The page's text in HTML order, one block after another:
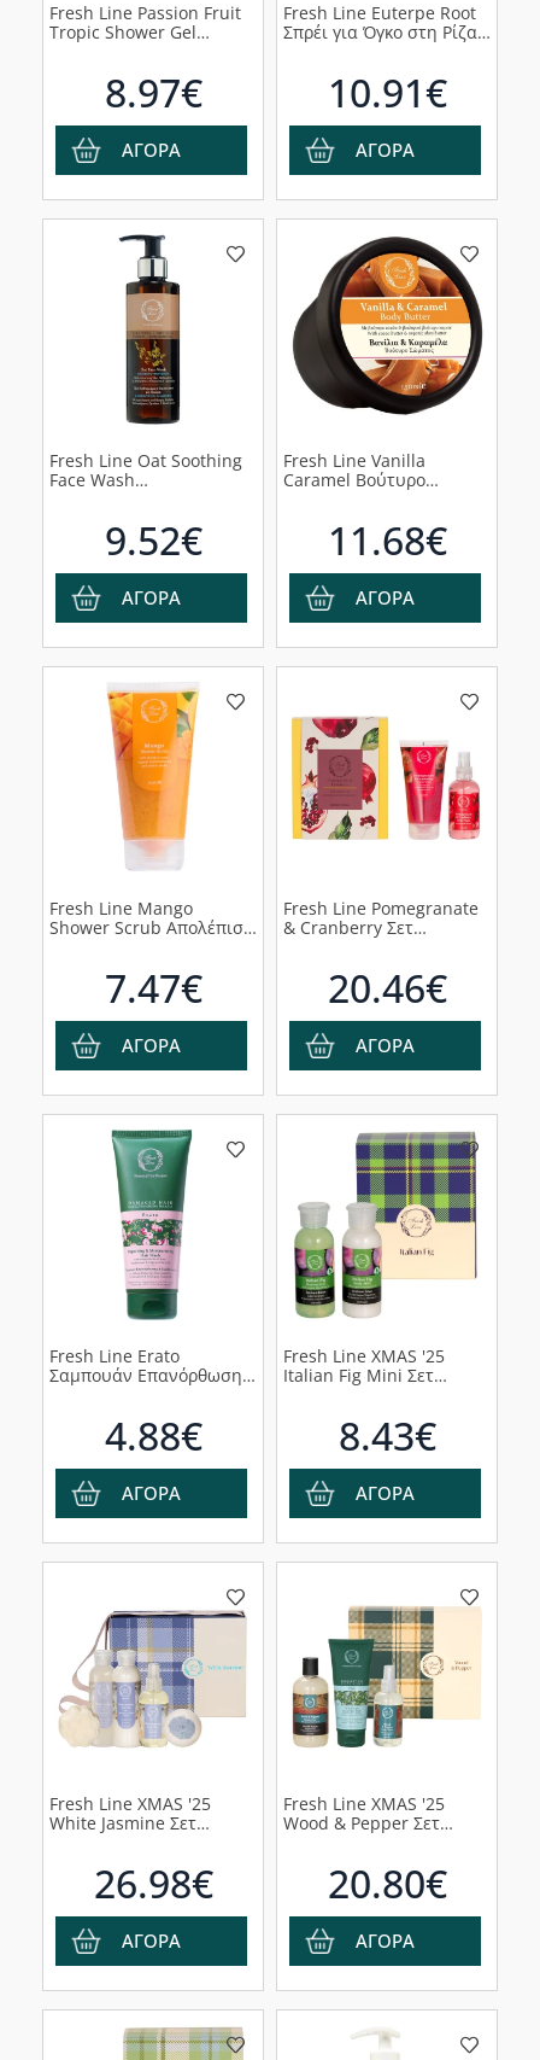
Fresh Line Passion Fruit
Τropic Shower Gel
8.97€
ΑΓΟΡΑ
Fresh Line Euterpe Root
Σπρέι για Όγκο στη Ρίζα,
10.91€
ΑΓΟΡΑ
Fresh Line Oat Soothing
Face Wash
Ευαίσθητη/Ξηρή
Επιδερμίδα με Βρώμη,
220ml
9.52€
ΑΓΟΡΑ
Fresh Line Vanilla
Caramel Βούτυρο
11.68€
ΑΓΟΡΑ
Fresh Line Mango
Shower Scrub Απολέπιση
7.47€
ΑΓΟΡΑ
Fresh Line Pomegranate
& Cranberry Σετ
Cranberry, 2τμχ
20.46€
ΑΓΟΡΑ
Fresh Line Erato
Σαμπουάν Επανόρθωσης
4.88€
ΑΓΟΡΑ
Fresh Line XMAS '25
Italian Fig Mini Σετ
8.43€
ΑΓΟΡΑ
Fresh Line XMAS '25
White Jasmine Σετ
26.98€
ΑΓΟΡΑ
Fresh Line XMAS '25
Wood & Pepper Σετ
20.80€
ΑΓΟΡΑ